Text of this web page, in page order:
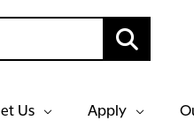
Us Apply